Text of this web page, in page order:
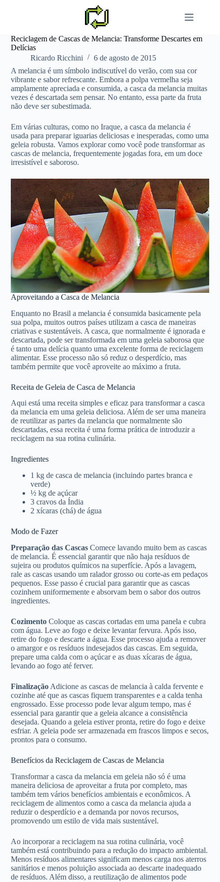
Reciclagem de Cascas de Melancia: Transforme Descartes em
Delícias
Ricardo Ricchini
6 de agosto de 2015
A melancia é um símbolo indiscutível do verão, com sua cor
vibrante e sabor refrescante. Embora a polpa vermelha seja
amplamente apreciada e consumida, a casca da melancia muitas
vezes é descartada sem pensar. No entanto, essa parte da fruta
não deve ser subestimada.
Em várias culturas, como no Iraque, a casca da melancia é
usada para preparar iguarias deliciosas e inesperadas, como uma
geleia robusta. Vamos explorar como você pode transformar as
cascas de melancia, frequentemente jogadas fora, em um doce
irresistível e saboroso.
Aproveitando a Casca de Melancia
Enquanto no Brasil a melancia é consumida basicamente pela
sua polpa, muitos outros países utilizam a casca de maneiras
criativas e sustentáveis. A casca, que normalmente é ignorada e
descartada, pode ser transformada em uma geleia saborosa que
é tanto uma delícia quanto uma excelente forma de reciclagem
alimentar. Esse processo não só reduz o desperdício, mas
também permite que você aproveite ao máximo a fruta.
Receita de Geleia de Casca de Melancia
Aqui está uma receita simples e eficaz para transformar a casca
da melancia em uma geleia deliciosa. Além de ser uma maneira
de reutilizar as partes da melancia que normalmente são
descartadas, essa receita é uma forma prática de introduzir a
reciclagem na sua rotina culinária.
Ingredientes
1 kg de casca de melancia (incluindo partes branca e
verde)
½ kg de açúcar
3 cravos da Índia
2 xícaras (chá) de água
Modo de Fazer
Preparação das Cascas Comece lavando muito bem as cascas
de melancia. É essencial garantir que não haja resíduos de
sujeira ou produtos químicos na superfície. Após a lavagem,
rale as cascas usando um ralador grosso ou corte-as em pedaços
pequenos. Esse passo é crucial para garantir que as cascas
cozinhem uniformemente e absorvam bem o sabor dos outros
ingredientes.
Cozimento Coloque as cascas cortadas em uma panela e cubra
com água. Leve ao fogo e deixe levantar fervura. Após isso,
retire do fogo e descarte a água. Esse processo ajuda a remover
o amargor e os resíduos indesejados das cascas. Em seguida,
prepare uma calda com o açúcar e as duas xícaras de água,
levando ao fogo até ferver.
Finalização Adicione as cascas de melancia à calda fervente e
cozinhe até que as cascas fiquem transparentes e a calda tenha
engrossado. Esse processo pode levar algum tempo, mas é
essencial para garantir que a geleia alcance a consistência
desejada. Quando a geleia estiver pronta, retire do fogo e deixe
esfriar. A geleia pode ser armazenada em frascos limpos e secos,
prontos para o consumo.
Benefícios da Reciclagem de Cascas de Melancia
Transformar a casca da melancia em geleia não só é uma
maneira deliciosa de aproveitar a fruta por completo, mas
também tem vários benefícios ambientais e econômicos. A
reciclagem de alimentos como a casca da melancia ajuda a
reduzir o desperdício e a demanda por novos recursos,
promovendo um estilo de vida mais sustentável.
Ao incorporar a reciclagem na sua rotina culinária, você
também está contribuindo para a redução do impacto ambiental.
Menos resíduos alimentares significam menos carga nos aterros
sanitários e menos poluição associada ao descarte inadequado
de resíduos. Além disso, a reutilização de alimentos pode